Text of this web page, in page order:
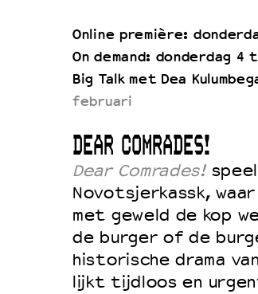
Online première:
On demand: donderdag
Big Talk met Dea
februari
DEAR COMRADES!
Dear Comrades!
Novotsjerkassk,
met geweld de kop
de burger of de
historische drama
lijkt tijdloos en